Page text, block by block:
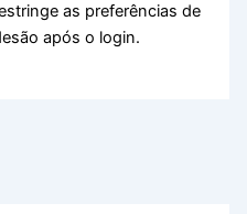
as preferências de
após o login.